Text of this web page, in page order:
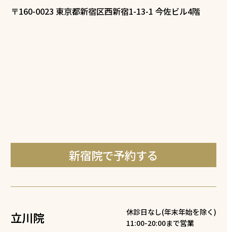
〒160-0023 東京都新宿区西新宿1-13-1 今佐ビル4階
新宿院で予約する
立川院
休診日なし(年末年始を除く)
11:00-20:00まで営業